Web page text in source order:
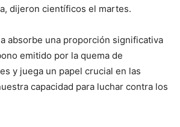
dijeron científicos el martes.
absorbe una proporción significativa
emitido por la quema de
y juega un papel crucial en las
capacidad para luchar contra los